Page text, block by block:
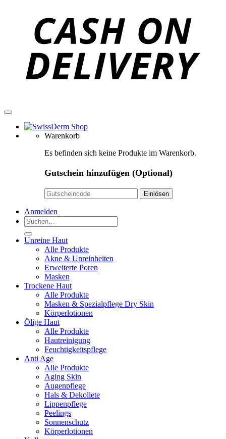
Warenkorb
Es befinden sich keine Produkte im Warenkorb.
Gutschein hinzufügen (Optional)
Anmelden
Suchen
nach:
Unreine Haut
Alle Produkte
Akne & Unreinheiten
Erweiterte Poren
Masken
Trockene Haut
Alle Produkte
Masken & Spezialpflege Dry Skin
Körperlotionen
Ölige Haut
Alle Produkte
Hautreinigung
Feuchtigkeitspflege
Anti Age
Alle Produkte
Aging Skin
Augenpflege
Hals & Dekollete
Lippenpflege
Peelings
Sonnenschutz
Körperlotionen